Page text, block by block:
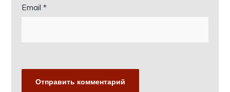
Email*